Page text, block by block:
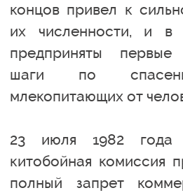
концов привел к
их численности, и в
предприняты первые
шаги по
млекопитающих от
23 июля 1982 года
китобойная комиссия
полный запрет